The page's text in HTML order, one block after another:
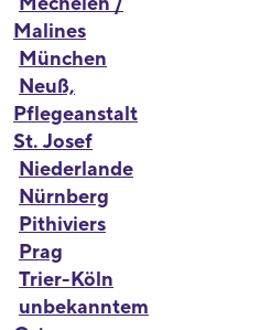
Malines
München
Neuß,
Pflegeanstalt
St. Josef
Niederlande
Nürnberg
Pithiviers
Prag
Trier-Köln
unbekanntem